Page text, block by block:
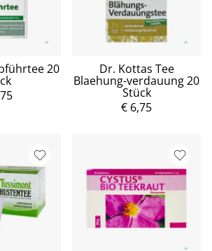
20 Dr. Kottas Tee
Blaehung-verdauung 20
Stück
€ 6,75